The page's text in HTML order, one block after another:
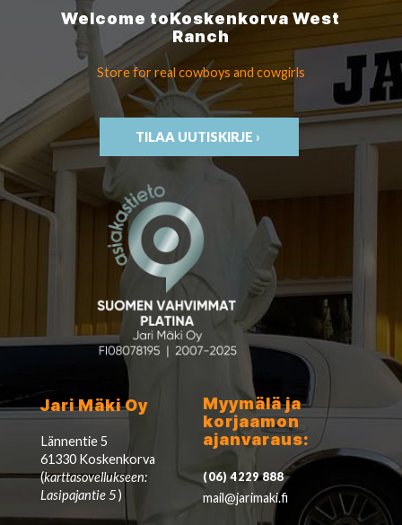
Welcome toKoskenkorvaWest
Ranch
Store for real cowboys and cowgirls
TILAA UUTISKIRJE ›
Jari Mäki Oy
Lännentie 5
61330 Koskenkorva
(karttasovellukseen:
Lasipajantie 5)
Myymälä ja
korjaamon
ajanvaraus:
(06) 4229 888
mail@jarimaki.fi